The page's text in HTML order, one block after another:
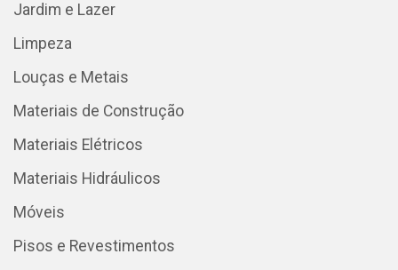
Jardim e Lazer
Limpeza
Louças e Metais
Materiais de Construção
Materiais Elétricos
Materiais Hidráulicos
Móveis
Pisos e Revestimentos